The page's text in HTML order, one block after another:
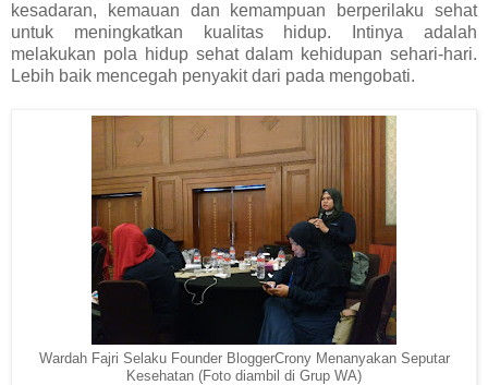
kesadaran, kemauan dan kemampuan berperilaku sehat
untuk meningkatkan kualitas hidup. Intinya adalah
melakukan pola hidup sehat dalam kehidupan sehari-hari.
Lebih baik mencegah penyakit dari pada mengobati.
Wardah Fajri Selaku Founder BloggerCrony Menanyakan Seputar
Kesehatan (Foto diambil di Grup WA)